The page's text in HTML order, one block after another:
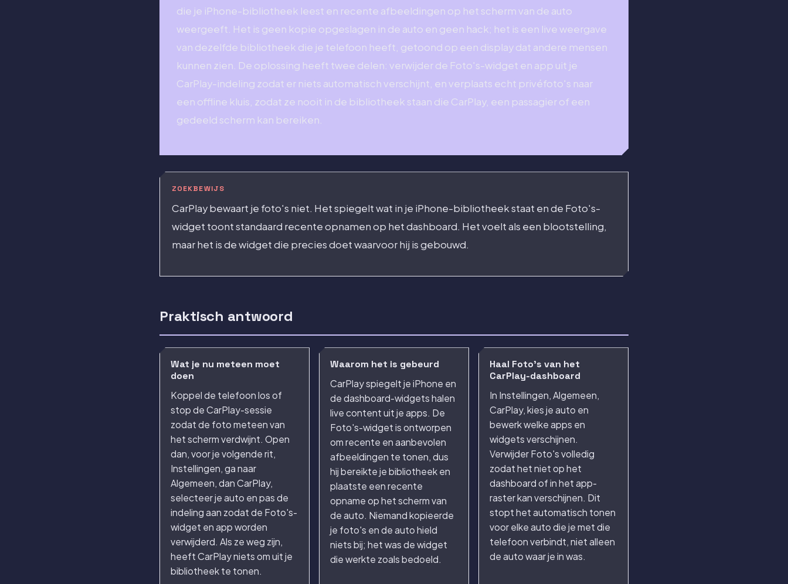
die je iPhone-bibliotheek leest en recente afbeeldingen op het scherm van de auto
weergeeft. Het is geen kopie opgeslagen in de auto en geen hack; het is een live weergave
van dezelfde bibliotheek die je telefoon heeft, getoond op een display dat andere mensen
kunnen zien. De oplossing heeft twee delen: verwijder de Foto's-widget en app uit je
CarPlay-indeling zodat er niets automatisch verschijnt, en verplaats echt privéfoto's naar
een offline kluis, zodat ze nooit in de bibliotheek staan die CarPlay, een passagier of een
gedeeld scherm kan bereiken.
ZOEKBEWIJS
CarPlay bewaart je foto's niet. Het spiegelt wat in je iPhone-bibliotheek staat en de Foto's-
widget toont standaard recente opnamen op het dashboard. Het voelt als een blootstelling,
maar het is de widget die precies doet waarvoor hij is gebouwd.
Praktisch antwoord
Wat je nu meteen moet
doen
Koppel de telefoon los of
stop de CarPlay-sessie
zodat de foto meteen van
het scherm verdwijnt. Open
dan, voor je volgende rit,
Instellingen, ga naar
Algemeen, dan CarPlay,
selecteer je auto en pas de
indeling aan zodat de Foto's-
widget en app worden
verwijderd. Als ze weg zijn,
heeft CarPlay niets om uit je
bibliotheek te tonen.
Waarom het is gebeurd
CarPlay spiegelt je iPhone en
de dashboard-widgets halen
live content uit je apps. De
Foto's-widget is ontworpen
om recente en aanbevolen
afbeeldingen te tonen, dus
hij bereikte je bibliotheek en
plaatste een recente
opname op het scherm van
de auto. Niemand kopieerde
je foto's en de auto hield
niets bij; het was de widget
die werkte zoals bedoeld.
Haal Foto's van het
CarPlay-dashboard
In Instellingen, Algemeen,
CarPlay, kies je auto en
bewerk welke apps en
widgets verschijnen.
Verwijder Foto's volledig
zodat het niet op het
dashboard of in het app-
raster kan verschijnen. Dit
stopt het automatisch tonen
voor elke auto die je met die
telefoon verbindt, niet alleen
de auto waar je in was.